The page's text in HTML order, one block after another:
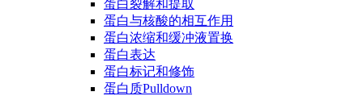
蛋白裂解和提取
蛋白与核酸的相互作用
蛋白浓缩和缓冲液置换
蛋白表达
蛋白标记和修饰
蛋白质Pulldown